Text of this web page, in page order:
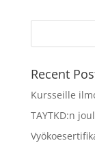
Recent
Kursseille
TAYTKD:n